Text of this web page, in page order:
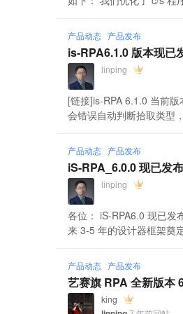
产品动态 产品发布
is-RPA6.1.0 版本现已
linping
[链接]is-RPA 6.1.0 当前
会错误自动判断拾取类型
产品动态 产品发布
iS-RPA_6.0.0 现已发布
linping
各位： iS-RPA6.0 现已发
来 3-5 年的设计器框架奠
产品动态 产品发布
艺赛旗 RPA 全新版本
king